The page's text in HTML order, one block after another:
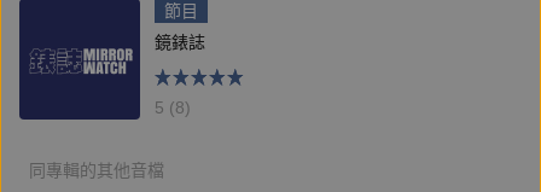
節目
鏡錶誌
5 (8)
同專輯的其他音檔